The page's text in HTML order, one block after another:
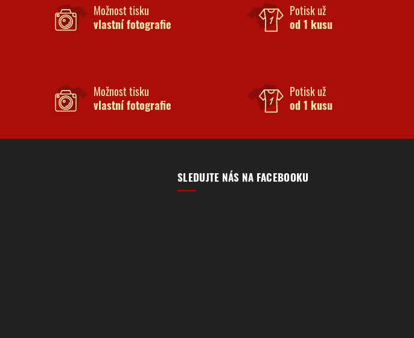
Možnost tisku
vlastní fotografie
Potisk už
od 1 kusu
Možnost tisku
vlastní fotografie
Potisk už
od 1 kusu
SLEDUJTE NÁS NA FACEBOOKU